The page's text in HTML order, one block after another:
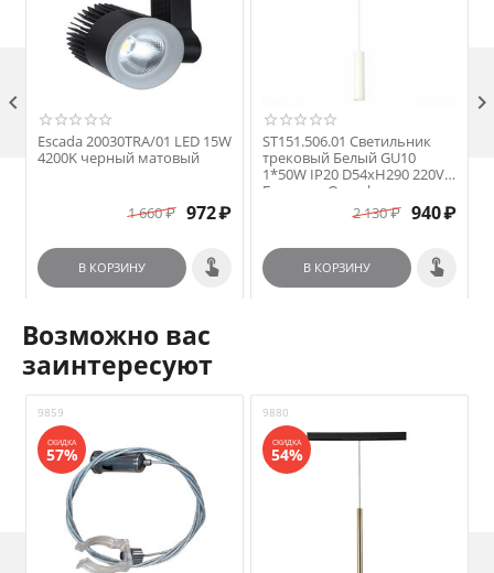
Escada 20030TRA/01 LED 15W
4200K черный матовый
1 660₽ 972₽
В КОРЗИНУ
ST151.506.01 Светильник
трековый Белый GU10
1*50W IP20 D54xH290 220V
Без ламп Однофазная
трековая система
2 130₽ 940₽
В КОРЗИНУ
 
Возможно вас
заинтересуют
9859
СКИДКА
57%
9880
СКИДКА
54%